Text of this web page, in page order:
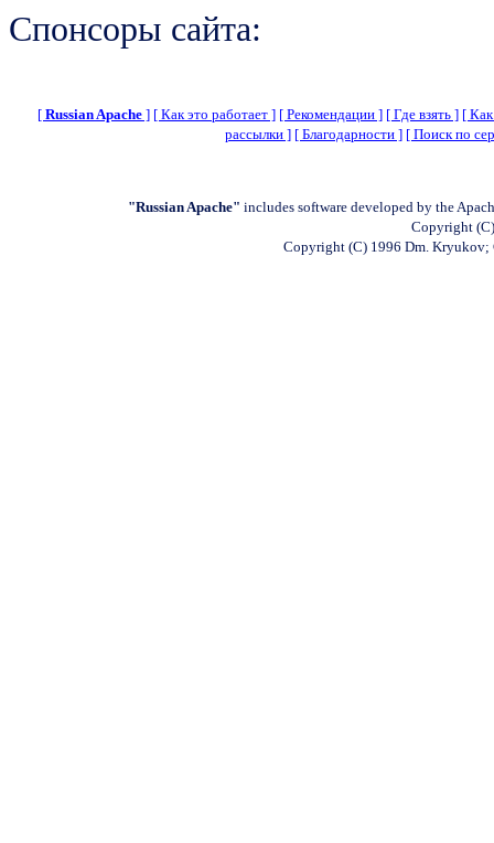
Спонсоры сайта:
[ Russian Apache ] [ Как это работает ] [ Рекомендации ] [ Где взять ] [
рассылки ] [ Благодарности ] [ Поиск по
"Russian Apache" includes software developed by the
Copyright
Copyright (C) 1996 Dm.